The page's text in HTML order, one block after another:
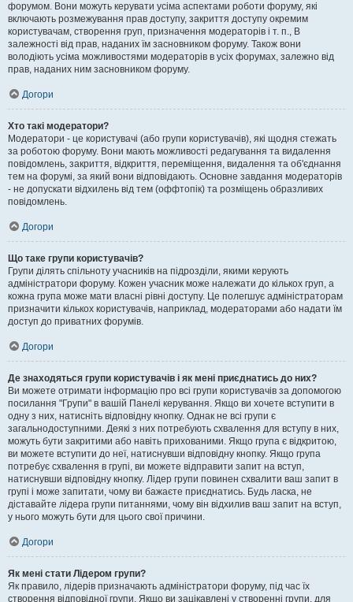
форумом. Вони можуть керувати усіма аспектами роботи форуму, які
включають розмежування прав доступу, закриття доступу окремим
користувачам, створення груп, призначення модераторів і т. п., В
залежності від прав, наданих їм засновником форуму. Також вони
володіють усіма можливостями модераторів в усіх форумах, залежно від
прав, наданих ним засновником форуму.
Догори
Хто такі модератори?
Модератори - це користувачі (або групи користувачів), які щодня стежать
за роботою форуму. Вони мають можливості редагування та видалення
повідомлень, закриття, відкриття, переміщення, видалення та об'єднання
тем на форумі, за який вони відповідають. Основне завдання модераторів
- не допускати відхилень від тем (оффтопік) та розміщень образливих
повідомлень.
Догори
Що таке групи користувачів?
Групи ділять спільноту учасників на підрозділи, якими керують
адміністратори форуму. Кожен учасник може належати до кількох груп, а
кожна група може мати власні рівні доступу. Це полегшує адміністраторам
призначити кількох користувачів, наприклад, модераторами або надати їм
доступ до приватних форумів.
Догори
Де знаходяться групи користувачів і як мені приєднатись до них?
Ви можете отримати інформацію про всі групи користувачів за допомогою
посилання "Групи" в вашій Панелі керування. Якщо ви хочете вступити в
одну з них, натисніть відповідну кнопку. Однак не всі групи є
загальнодоступними. Деякі з них потребують схвалення для вступу в них,
можуть бути закритими або навіть прихованими. Якщо група є відкритою,
ви можете вступити до неї, натиснувши відповідну кнопку. Якщо група
потребує схвалення в групі, ви можете відправити запит на вступ,
натиснувши відповідну кнопку. Лідер групи повинен схвалити ваш запит в
групі і може запитати, чому ви бажаєте приєднатись. Будь ласка, не
діставайте лідера групи питаннями, чому він відхилив ваш запит на вступ,
у нього можуть бути для цього свої причини.
Догори
Як мені стати Лідером групи?
Як правило, лідерів призначають адміністратори форуму, під час їх
створення відповідної групи. Якщо ви зацікавлені у створенні групи, для